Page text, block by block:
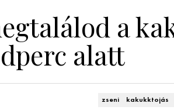
a
alatt
zseni kakukktojás